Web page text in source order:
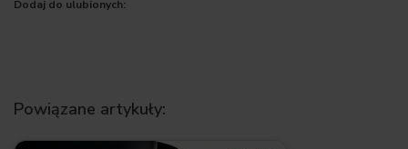
Dodaj do ulubionych:
Powiązane artykuły: